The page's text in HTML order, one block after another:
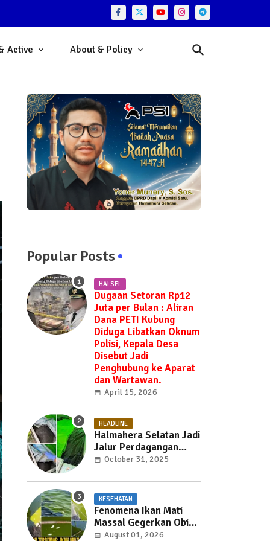
Active About & Policy
Popular Posts
HALSEL
Dugaan Setoran Rp12
Juta per Bulan : Aliran
Dana PETI Kubung
Diduga Libatkan Oknum
Polisi, Kepala Desa
Disebut Jadi
Penghubung ke Aparat
dan Wartawan.
April 15, 2026
HEADLINE
Halmahera Selatan Jadi
Jalur Perdagangan
Daging Babi —
Hendak Dibawa ke
Weda, Warga Mayoritas
Marah, Dinas Pertanian
Diminta Jangan Tutup
Mata
October 31, 2025
KESEHATAN
Fenomena Ikan Mati
Massal Gegerkan Obi
Utara, Penyebab Masih
August 01, 2026